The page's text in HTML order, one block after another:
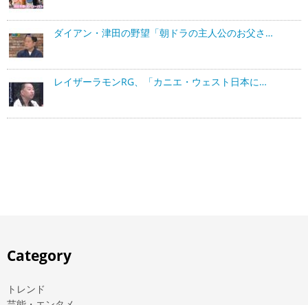
ダイアン・津田の野望「朝ドラの主人公のお父さ…
レイザーラモンRG、「カニエ・ウェスト日本に…
Category
トレンド